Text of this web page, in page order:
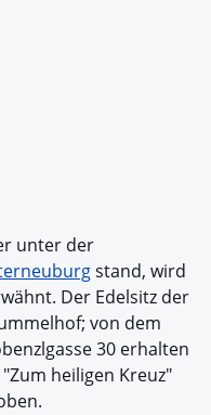
unter der
stand, wird
Der Edelsitz der
von dem
30 erhalten
heiligen Kreuz"